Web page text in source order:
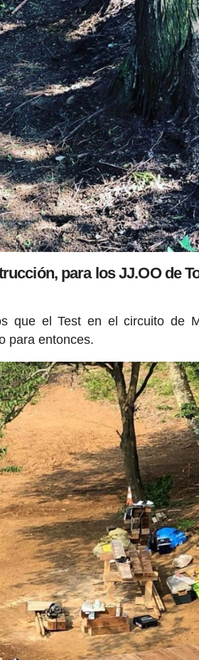
para los JJ.OO de
que el Test en el circuito de
para entonces.